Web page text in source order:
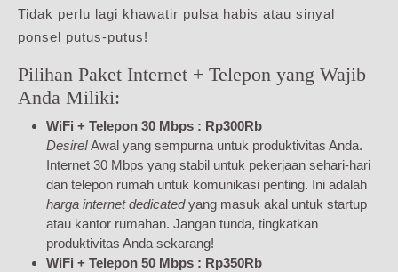
Tidak perlu lagi khawatir pulsa habis atau sinyal
ponsel putus-putus!
Pilihan Paket Internet + Telepon yang Wajib
Anda Miliki:
WiFi + Telepon 30 Mbps : Rp300Rb
Desire!Awal yang sempurna untuk produktivitas Anda.
Internet 30 Mbps yang stabil untuk pekerjaan sehari-hari
dan telepon rumah untuk komunikasi penting. Ini adalah
harga internet dedicatedyang masuk akal untuk startup
atau kantor rumahan. Jangan tunda, tingkatkan
produktivitas Anda sekarang!
WiFi + Telepon 50 Mbps : Rp350Rb